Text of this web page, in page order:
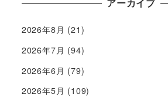
アーカイブ
2026年8月 (21)
2026年7月 (94)
2026年6月 (79)
2026年5月 (109)